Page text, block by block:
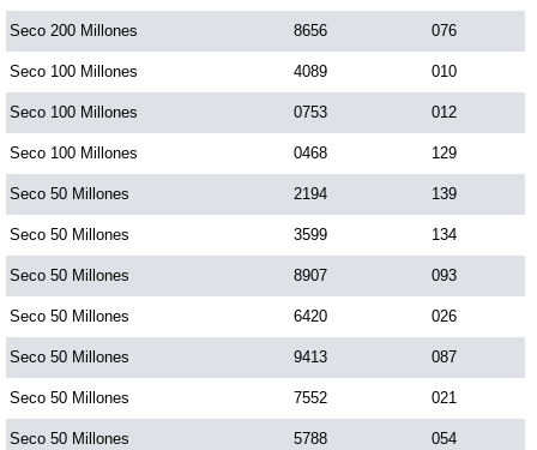
Dorado Noche
Fantástica Día
Fantástica Noche
Motilon Tarde
Motilon Noche
Paisita Día
Seco 200 Millones 8656 076
Seco 100 Millones 4089 010
Seco 100 Millones 0753 012
Seco 100 Millones 0468 129
Seco 50 Millones 2194 139
Seco 50 Millones 3599 134
Seco 50 Millones 8907 093
Seco 50 Millones 6420 026
Seco 50 Millones 9413 087
Seco 50 Millones 7552 021
Seco 50 Millones 5788 054